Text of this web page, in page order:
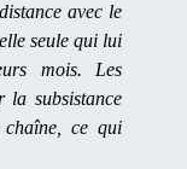
avec le
seule qui lui
mois. Les
la subsistance
chaîne, ce qui